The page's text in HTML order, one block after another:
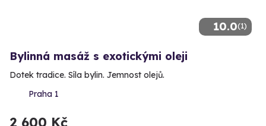
10.0(1)
Bylinná masáž s exotickými oleji
Dotek tradice. Síla bylin. Jemnost olejů.
Praha 1
2 600 Kč